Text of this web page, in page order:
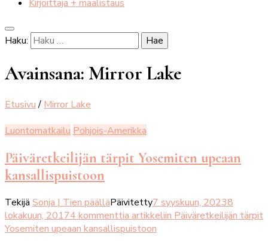
Kirjoittaja + maalistaus
Haku:
Avainsana: Mirror Lake
Etusivu / Mirror Lake
Luontomatkailu Pohjois-Amerikka
Päiväretkeilijän tärpit Yosemiten upeaan
kansallispuistoon
Tekijä Sonja | Tien päälläPäivitetty7 syyskuun, 20238
lokakuun, 20174 kommenttia artikkeliin Päiväretkeilijän tärpit
Yosemiten upeaan kansallispuistoon